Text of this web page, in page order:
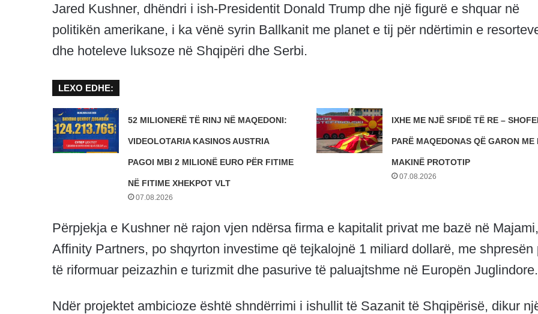
Jared Kushner, dhëndri i ish-Presidentit Donald Trump dhe një figurë e shquar në
politikën amerikane, i ka vënë syrin Ballkanit me planet e tij për ndërtimin e
dhe hoteleve luksoze në Shqipëri dhe Serbi.
LEXO EDHE:
52 MILIONERË TË RINJ NË MAQEDONI:
VIDEOLOTARIA KASINOS AUSTRIA
PAGOI MBI 2 MILIONË EURO PËR FITIME
NË FITIME XHEKPOT VLT
07.08.2026
IXHE ME NJË SFIDË TË RE –
PARË MAQEDONAS QË GARON ME
MAKINË PROTOTIP
07.08.2026
Përpjekja e Kushner në rajon vjen ndërsa firma e kapitalit privat me bazë në Majami,
Affinity Partners, po shqyrton investime që tejkalojnë 1 miliard dollarë, me shpresën
të riformuar peizazhin e turizmit dhe pasurive të paluajtshme në Europën Juglindore.
Ndër projektet ambicioze është shndërrimi i ishullit të Sazanit të Shqipërisë, dikur